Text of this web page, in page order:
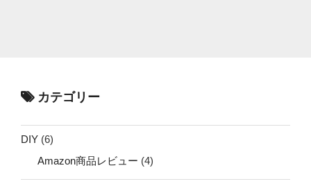
カテゴリー
DIY (6)
Amazon商品レビュー (4)